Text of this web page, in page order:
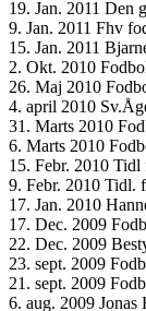
19. Jan. 2011 Den
9. Jan. 2011 Fhv
15. Jan. 2011
2. Okt. 2010
26. Maj 2010
4. april 2010
31. Marts 2010
6. Marts 2010
15. Febr. 2010
9. Febr. 2010 Tidl.
17. Jan. 2010
17. Dec. 2009
22. Dec. 2009
23. sept. 2009
21. sept. 2009
6. aug. 2009